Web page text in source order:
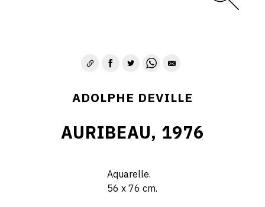
ADOLPHE DEVILLE
AURIBEAU, 1976
Aquarelle.
56 x 76 cm.